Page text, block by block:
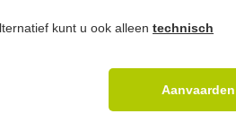
kunt u ook alleen technisch
Aanvaarden